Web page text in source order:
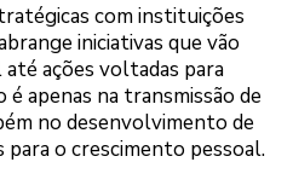
com instituições
iniciativas que vão
ações voltadas para
apenas na transmissão de
no desenvolvimento de
para o crescimento pessoal.